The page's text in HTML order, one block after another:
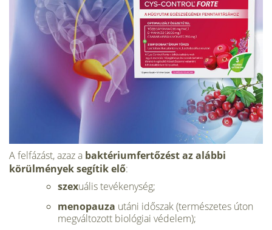
A felfázást, azaz a baktériumfertőzést az alábbi
körülmények segítik elő:
szexuális tevékenység;
menopauza utáni időszak (természetes úton
megváltozott biológiai védelem);